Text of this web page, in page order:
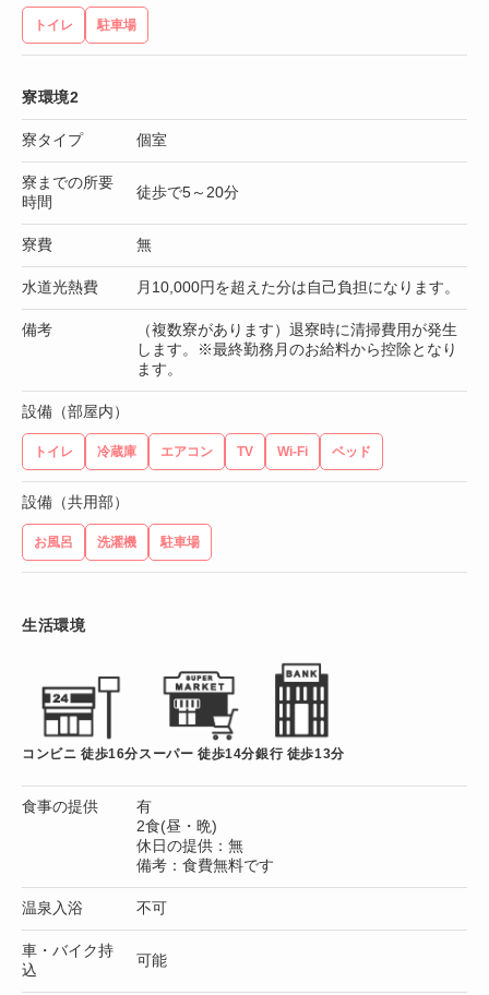
トイレ 駐車場
寮環境2
寮タイプ 個室
寮までの所要
時間
徒歩で5～20分
寮費 無
水道光熱費 月10,000円を超えた分は自己負担になります。
備考
（複数寮があります）退寮時に清掃費用が発生
します。※最終勤務月のお給料から控除となり
ます。
設備（部屋内）
トイレ 冷蔵庫 エアコン TV Wi-Fi ベッド
設備（共用部）
お風呂 洗濯機 駐車場
生活環境
コンビニ 徒歩16分 スーパー 徒歩14分銀行 徒歩13分
食事の提供
有
2食(昼・晩)
休日の提供：無
備考：食費無料です
温泉入浴 不可
車・バイク持
込
可能